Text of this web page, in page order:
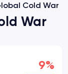
Cold War
War
9%